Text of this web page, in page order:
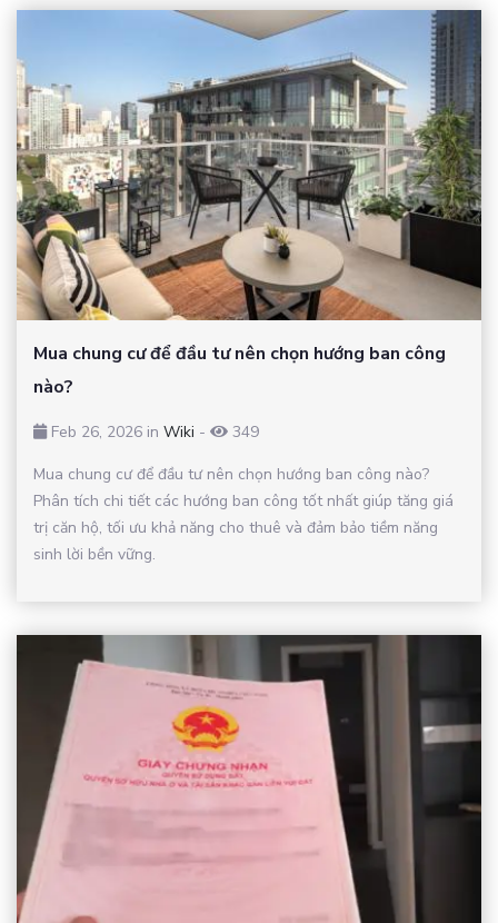
Mua chung cư để đầu tư nên chọn hướng ban công
nào?
Feb 26, 2026 in Wiki -
349
Mua chung cư để đầu tư nên chọn hướng ban công nào?
Phân tích chi tiết các hướng ban công tốt nhất giúp tăng giá
trị căn hộ, tối ưu khả năng cho thuê và đảm bảo tiềm năng
sinh lời bền vững.